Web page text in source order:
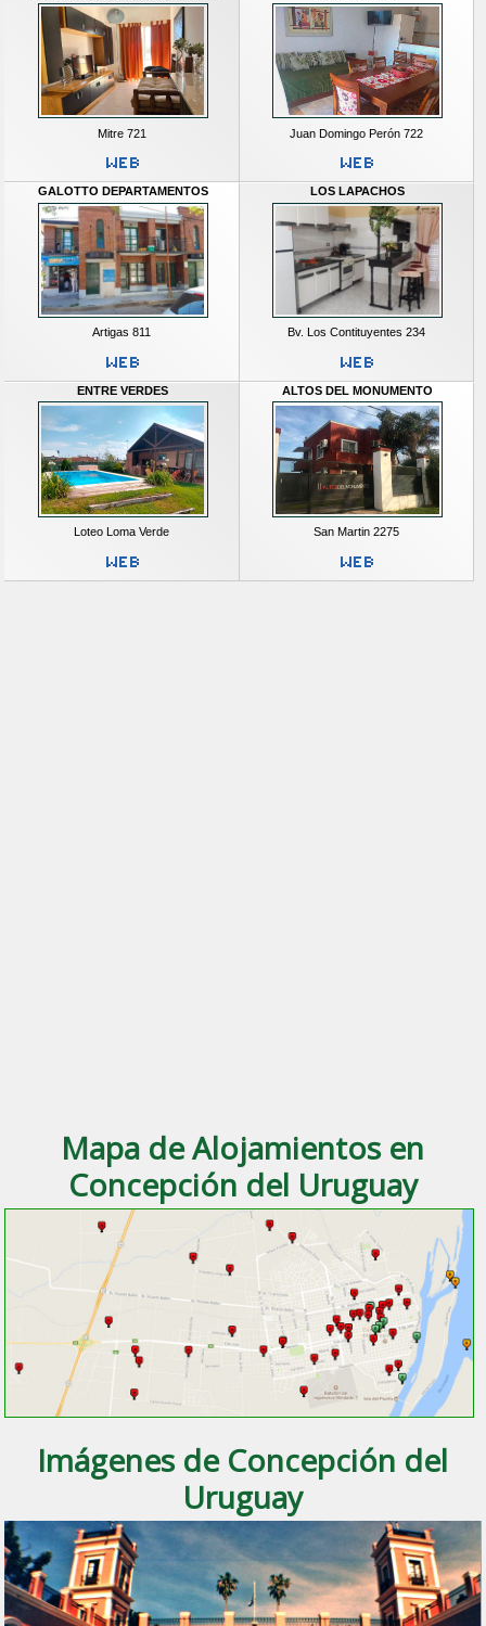
Mitre 721 Juan Domingo Perón 722
GALOTTO DEPARTAMENTOS
Artigas 811
LOS LAPACHOS
Bv. Los Contituyentes 234
ENTRE VERDES
Loteo Loma Verde
ALTOS DEL MONUMENTO
San Martin 2275
Mapa de Alojamientos en
Concepción del Uruguay
Imágenes de Concepción del
Uruguay